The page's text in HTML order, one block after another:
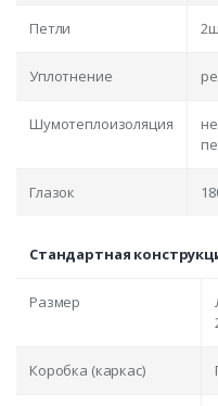
Петли
Уплотнение
Шумотеплоизоляция
Глазок
Стандартная
Размер
Коробка (каркас)